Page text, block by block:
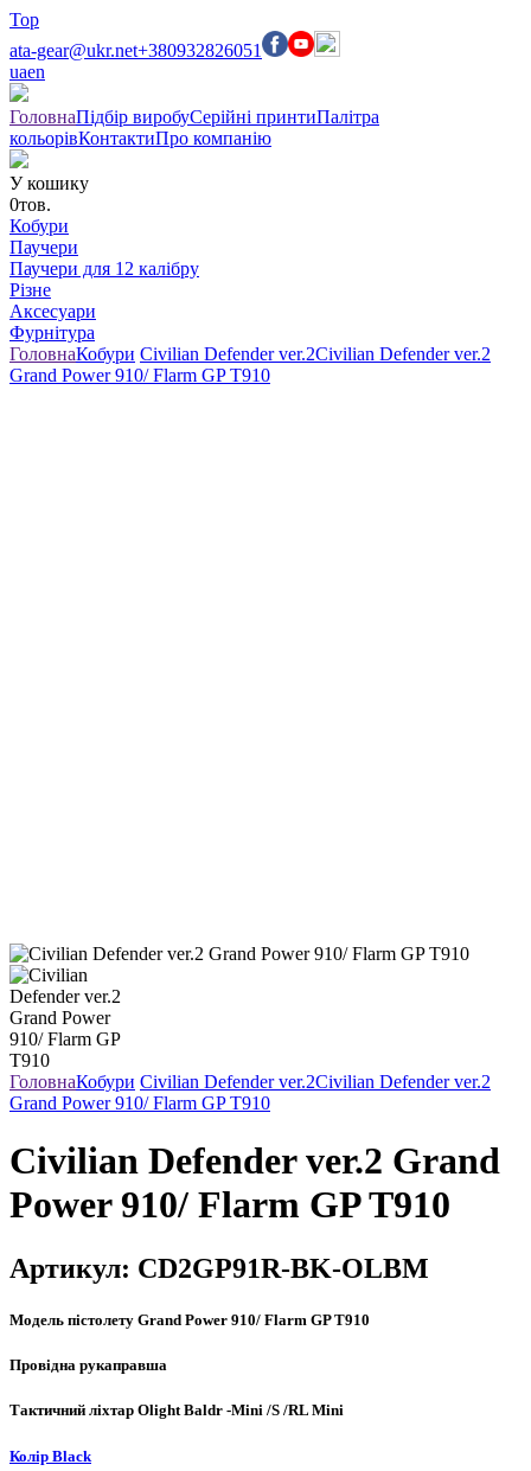
Top
ata-gear@ukr.net+380932826051
uaen
ГоловнаПідбір виробуСерійні принтиПалітра
кольорівКонтактиПро компанію
У кошику
0тов.
Кобури
Паучери
Паучери для 12 калібру
Різне
Аксесуари
Фурнітура
ГоловнаКобури Civilian Defender ver.2Civilian Defender ver.2
Grand Power 910/ Flarm GP T910
ГоловнаКобури Civilian Defender ver.2Civilian Defender ver.2
Grand Power 910/ Flarm GP T910
Civilian Defender ver.2 Grand
Power 910/ Flarm GP T910
Артикул: CD2GP91R-BK-OLBM
Модель пістолету Grand Power 910/ Flarm GP T910
Провідна рукаправша
Тактичний ліхтар Olight Baldr -Mini /S /RL Mini
Колір Black